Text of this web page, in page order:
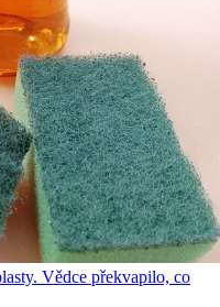
Vědce překvapilo, co